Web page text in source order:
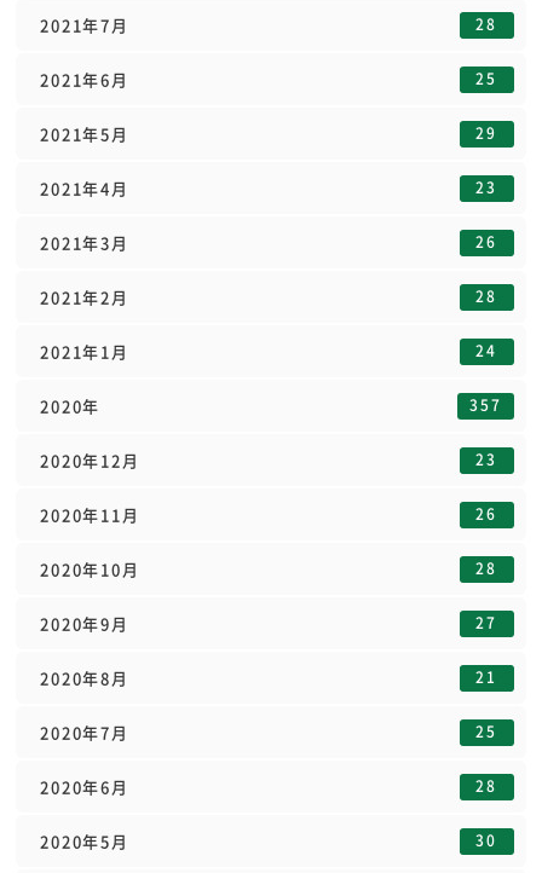
2021年7月 28
2021年6月 25
2021年5月 29
2021年4月 23
2021年3月 26
2021年2月 28
2021年1月 24
2020年 357
2020年12月 23
2020年11月 26
2020年10月 28
2020年9月 27
2020年8月 21
2020年7月 25
2020年6月 28
2020年5月 30